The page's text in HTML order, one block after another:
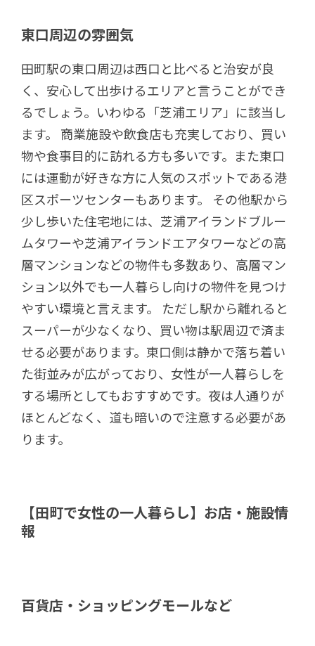
東口周辺の雰囲気
田町駅の東口周辺は西口と比べると治安が良
く、安心して出歩けるエリアと言うことができ
るでしょう。いわゆる「芝浦エリア」に該当し
ます。 商業施設や飲食店も充実しており、買い
物や食事目的に訪れる方も多いです。また東口
には運動が好きな方に人気のスポットである港
区スポーツセンターもあります。 その他駅から
少し歩いた住宅地には、芝浦アイランドブルー
ムタワーや芝浦アイランドエアタワーなどの高
層マンションなどの物件も多数あり、高層マン
ション以外でも一人暮らし向けの物件を見つけ
やすい環境と言えます。 ただし駅から離れると
スーパーが少なくなり、買い物は駅周辺で済ま
せる必要があります。東口側は静かで落ち着い
た街並みが広がっており、女性が一人暮らしを
する場所としてもおすすめです。夜は人通りが
ほとんどなく、道も暗いので注意する必要があ
ります。
【田町で女性の一人暮らし】お店・施設情
報
百貨店・ショッピングモールなど